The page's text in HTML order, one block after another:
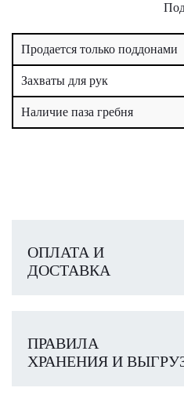
Продается только поддонами
Захваты для рук
Наличие паза гребня
ОПЛАТА И
ДОСТАВКА
ПРАВИЛА
ХРАНЕНИЯ И